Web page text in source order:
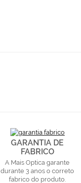
GARANTIA DE
FABRICO
A Mais Optica garante
durante 3 anos o correto
fabrico do produto.